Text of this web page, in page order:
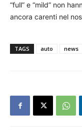
“full” e “mild” non
ancora carenti nel
TAGS auto news